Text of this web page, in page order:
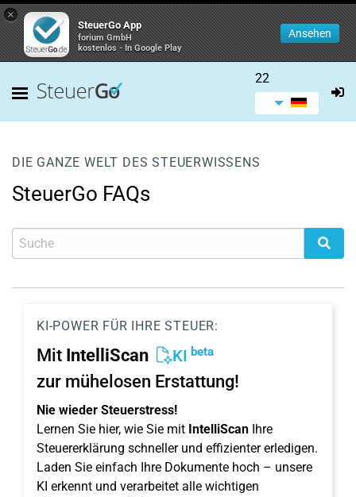
×
SteuerGo App
forium GmbH
kostenlos - In Google Play
Ansehen
22
DIE GANZE WELT DES STEUERWISSENS
SteuerGo FAQs
KI-POWER FÜR IHRE STEUER:
Mit IntelliScan KI beta
zur mühelosen Erstattung!
Nie wieder Steuerstress!
Lernen Sie hier, wie Sie mit IntelliScan Ihre
Steuererklärung schneller und effizienter erledigen.
Laden Sie einfach Ihre Dokumente hoch – unsere
KI erkennt und verarbeitet alle wichtigen